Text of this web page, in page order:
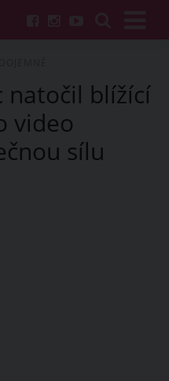
natočil blížící
video
sílu